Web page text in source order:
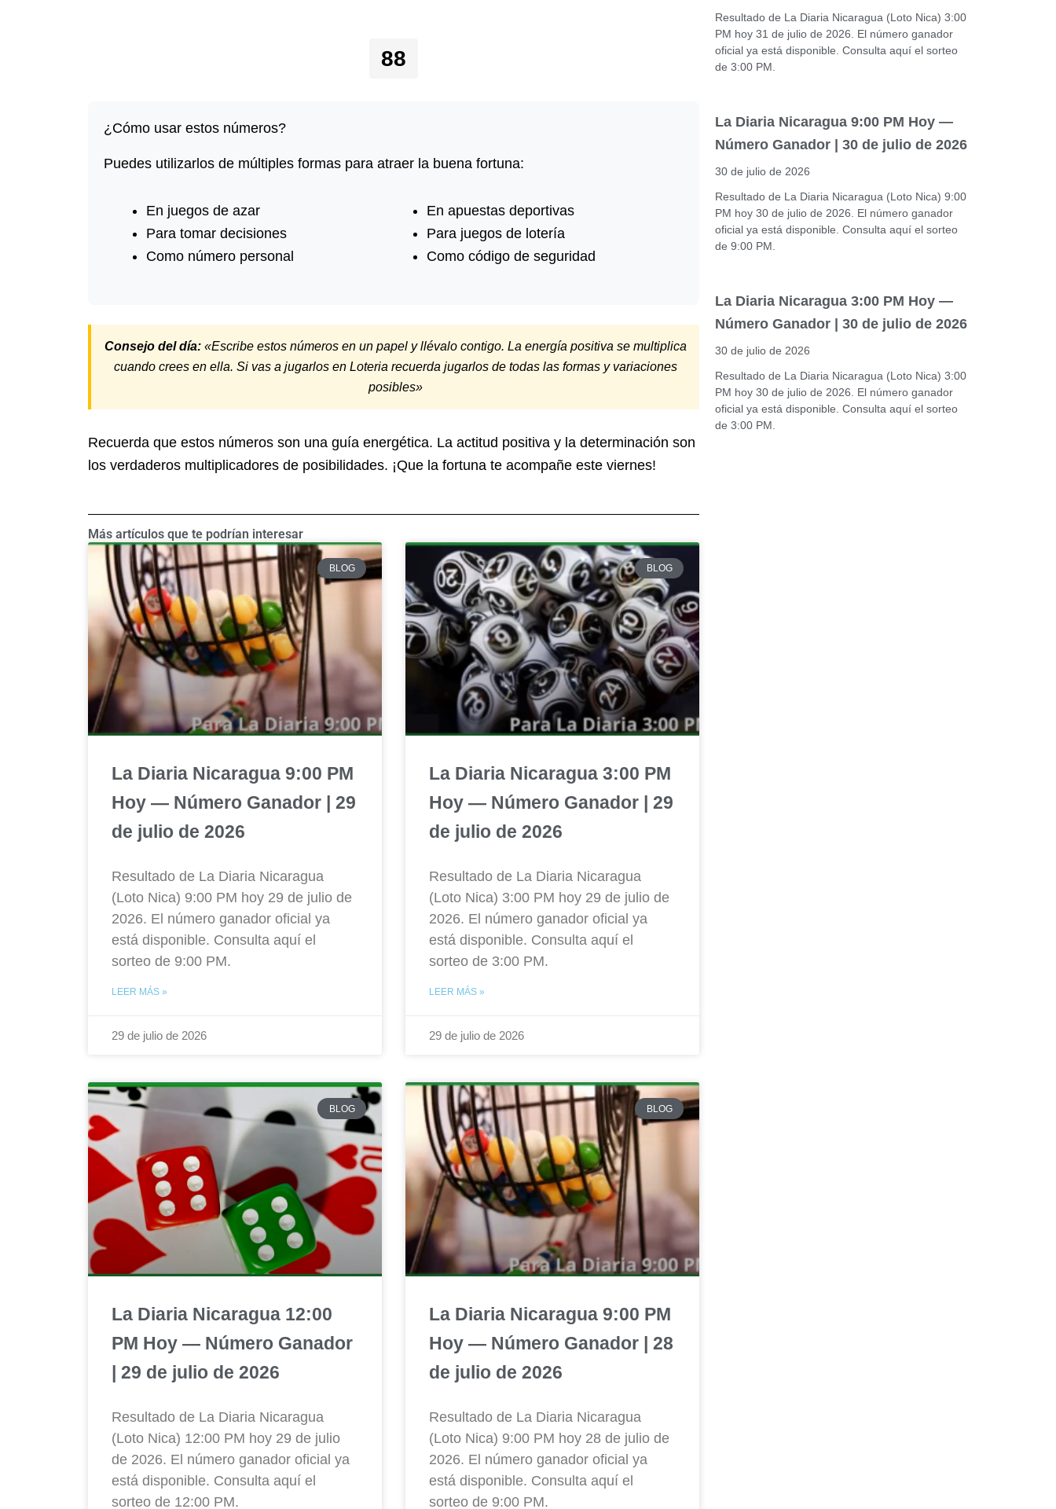
88
¿Cómo usar estos números?
Puedes utilizarlos de múltiples formas para atraer la buena fortuna:
En juegos de azar
Para tomar decisiones
Como número personal
En apuestas deportivas
Para juegos de lotería
Como código de seguridad
Consejo del día:«Escribe estos números en un papel y llévalo contigo. La energía positiva se multiplica
cuando crees en ella. Si vas a jugarlos en Loteria recuerda jugarlos de todas las formas y variaciones
posibles»
Recuerda que estos números son una guía energética. La actitud positiva y la determinación son
los verdaderos multiplicadores de posibilidades. ¡Que la fortuna te acompañe este viernes!
Más artículos que te podrían interesar
BLOG
La Diaria Nicaragua 9:00 PM
Hoy — Número Ganador | 29
de julio de 2026
Resultado de La Diaria Nicaragua
(Loto Nica) 9:00 PM hoy 29 de julio de
2026. El número ganador oficial ya
está disponible. Consulta aquí el
sorteo de 9:00 PM.
LEER MÁS »
29 de julio de 2026
BLOG
La Diaria Nicaragua 3:00 PM
Hoy — Número Ganador | 29
de julio de 2026
Resultado de La Diaria Nicaragua
(Loto Nica) 3:00 PM hoy 29 de julio de
2026. El número ganador oficial ya
está disponible. Consulta aquí el
sorteo de 3:00 PM.
LEER MÁS »
29 de julio de 2026
BLOG
La Diaria Nicaragua 12:00
PM Hoy — Número Ganador
| 29 de julio de 2026
Resultado de La Diaria Nicaragua
(Loto Nica) 12:00 PM hoy 29 de julio
de 2026. El número ganador oficial ya
está disponible. Consulta aquí el
sorteo de 12:00 PM.
BLOG
La Diaria Nicaragua 9:00 PM
Hoy — Número Ganador | 28
de julio de 2026
Resultado de La Diaria Nicaragua
(Loto Nica) 9:00 PM hoy 28 de julio de
2026. El número ganador oficial ya
está disponible. Consulta aquí el
sorteo de 9:00 PM.
Resultado de La Diaria Nicaragua (Loto Nica) 3:00
PM hoy 31 de julio de 2026. El número ganador
oficial ya está disponible. Consulta aquí el sorteo
de 3:00 PM.
La Diaria Nicaragua 9:00 PM Hoy —
Número Ganador | 30 de julio de 2026
30 de julio de 2026
Resultado de La Diaria Nicaragua (Loto Nica) 9:00
PM hoy 30 de julio de 2026. El número ganador
oficial ya está disponible. Consulta aquí el sorteo
de 9:00 PM.
La Diaria Nicaragua 3:00 PM Hoy —
Número Ganador | 30 de julio de 2026
30 de julio de 2026
Resultado de La Diaria Nicaragua (Loto Nica) 3:00
PM hoy 30 de julio de 2026. El número ganador
oficial ya está disponible. Consulta aquí el sorteo
de 3:00 PM.